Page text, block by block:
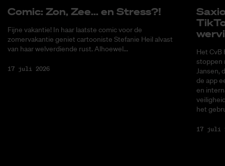
Co­mic: Zon, Zee... en Stress?!
Fijne vakantie! In haar laatste comic voor de
zomervakantie geniet cartooniste Stefanie Heil alvast
van haar welverdiende rust. Alhoewel...
17 juli 2026
Het CvB
stoppen
Jansen,
de app
en
het
17 juli